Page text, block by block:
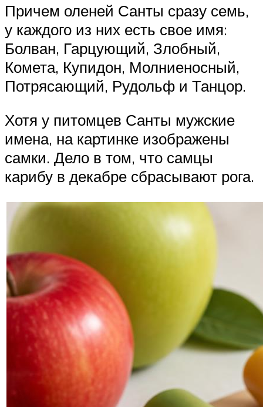
Причем оленей Санты сразу семь,
у каждого из них есть свое имя:
Болван, Гарцующий, Злобный,
Комета, Купидон, Молниеносный,
Потрясающий, Рудольф и Танцор.
Хотя у питомцев Санты мужские
имена, на картинке изображены
самки. Дело в том, что самцы
карибу в декабре сбрасывают рога.